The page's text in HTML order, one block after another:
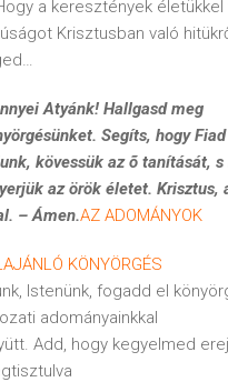
a keresztények
Krisztusban való
Atyánk! Hallgasd meg
Segíts, hogy
kövessük az õ tanítását, s
az örök életet. Krisztus,
– Ámen.AZ ADOMÁNYOK
KÖNYÖRGÉS
Istenünk, fogadd el
adományainkkal
Add, hogy kegyelmed